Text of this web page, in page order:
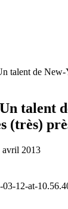
talent de New-
talent
(très)
avril 2013